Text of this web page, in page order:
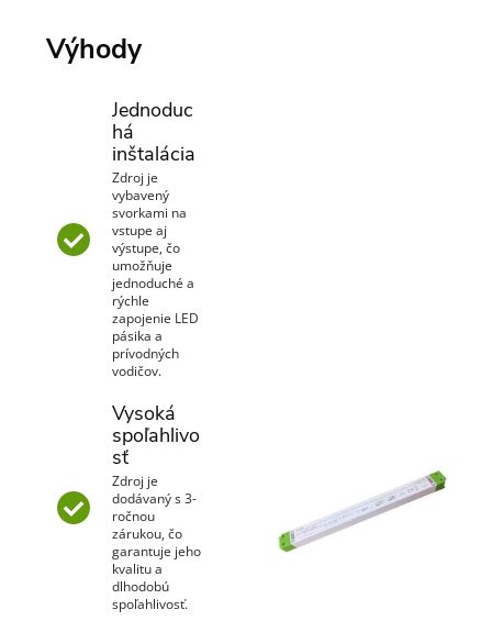
Výhody
Jednoduc
há
inštalácia
Zdroj je
vybavený
svorkami na
vstupe aj
výstupe, čo
umožňuje
jednoduché a
rýchle
zapojenie LED
pásika a
prívodných
vodičov.
Vysoká
spoľahlivo
sť
Zdroj je
dodávaný s 3-
ročnou
zárukou, čo
garantuje jeho
kvalitu a
dlhodobú
spoľahlivosť.